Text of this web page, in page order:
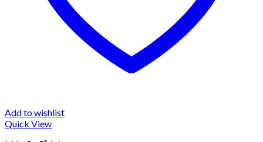
Add to wishlist
Quick View